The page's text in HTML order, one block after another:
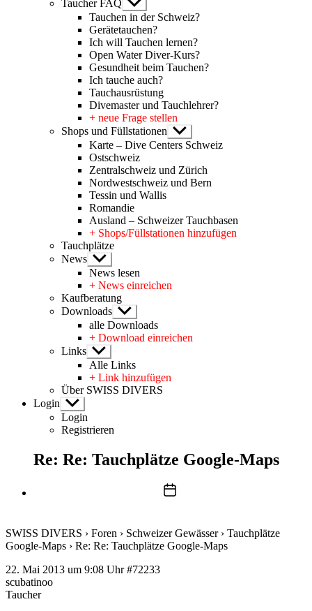
Taucher FAQ Untermenü
anzeigen
Tauchen in der Schweiz?
Gerätetauchen?
Ich will Tauchen lernen?
Open Water Diver-Kurs?
Gesundheit beim Tauchen?
Ich tauche auch?
Tauchausrüstung
Divemaster und Tauchlehrer?
+ neue Frage stellen
Shops und Füllstationen Untermenü
anzeigen
Karte – Dive Centers Schweiz
Ostschweiz
Zentralschweiz und Zürich
Nordwestschweiz und Bern
Tessin und Wallis
Romandie
Ausland – Schweizer Tauchbasen
+ Shops/Füllstationen hinzufügen
Tauchplätze
News Untermenü
anzeigen
News lesen
+ News einreichen
Kaufberatung
Downloads Untermenü
anzeigen
alle Downloads
+ Download einreichen
Links Untermenü
anzeigen
Alle Links
+ Link hinzufügen
Über SWISS DIVERS
Login Untermenü
anzeigen
Login
Registrieren
Re: Re: Tauchplätze Google-Maps
Beitragsdatum
SWISS DIVERS › Foren › Schweizer Gewässer › Tauchplätze
Google-Maps › Re: Re: Tauchplätze Google-Maps
22. Mai 2013 um 9:08 Uhr #72233
scubatinoo
Taucher